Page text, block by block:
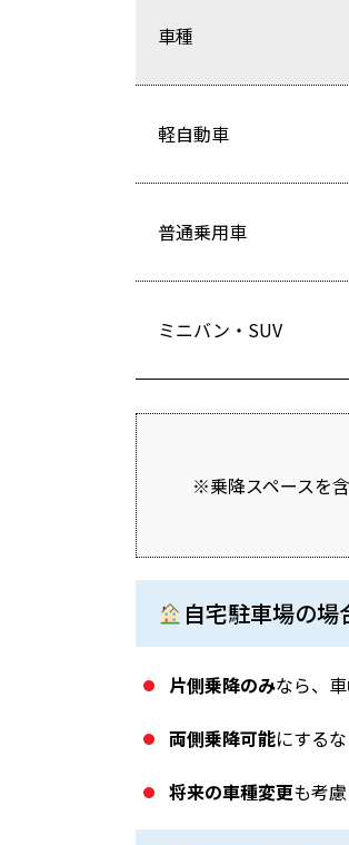
車種
軽自動車
普通乗用車
ミニバン・SUV
※乗降スペースを含
自宅駐車場の場
片側乗降のみなら、
両側乗降可能にする
将来の車種変更も考